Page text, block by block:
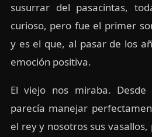
susurrar del pasacintas,
curioso, pero fue el primer
y es el que, al pasar de los
emoción positiva.
El viejo nos miraba.
parecía manejar
el rey y nosotros sus